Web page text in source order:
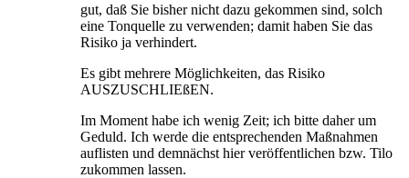
gut, daß Sie bisher nicht dazu gekommen sind, solch
eine Tonquelle zu verwenden; damit haben Sie das
Risiko ja verhindert.
Es gibt mehrere Möglichkeiten, das Risiko
AUSZUSCHLIEßEN.
Im Moment habe ich wenig Zeit; ich bitte daher um
Geduld. Ich werde die entsprechenden Maßnahmen
auflisten und demnächst hier veröffentlichen bzw. Tilo
zukommen lassen.